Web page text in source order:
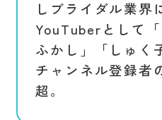
しブライダル業界
YouTuberとして
ふかし」「しゅく
チャンネル登録者
超。